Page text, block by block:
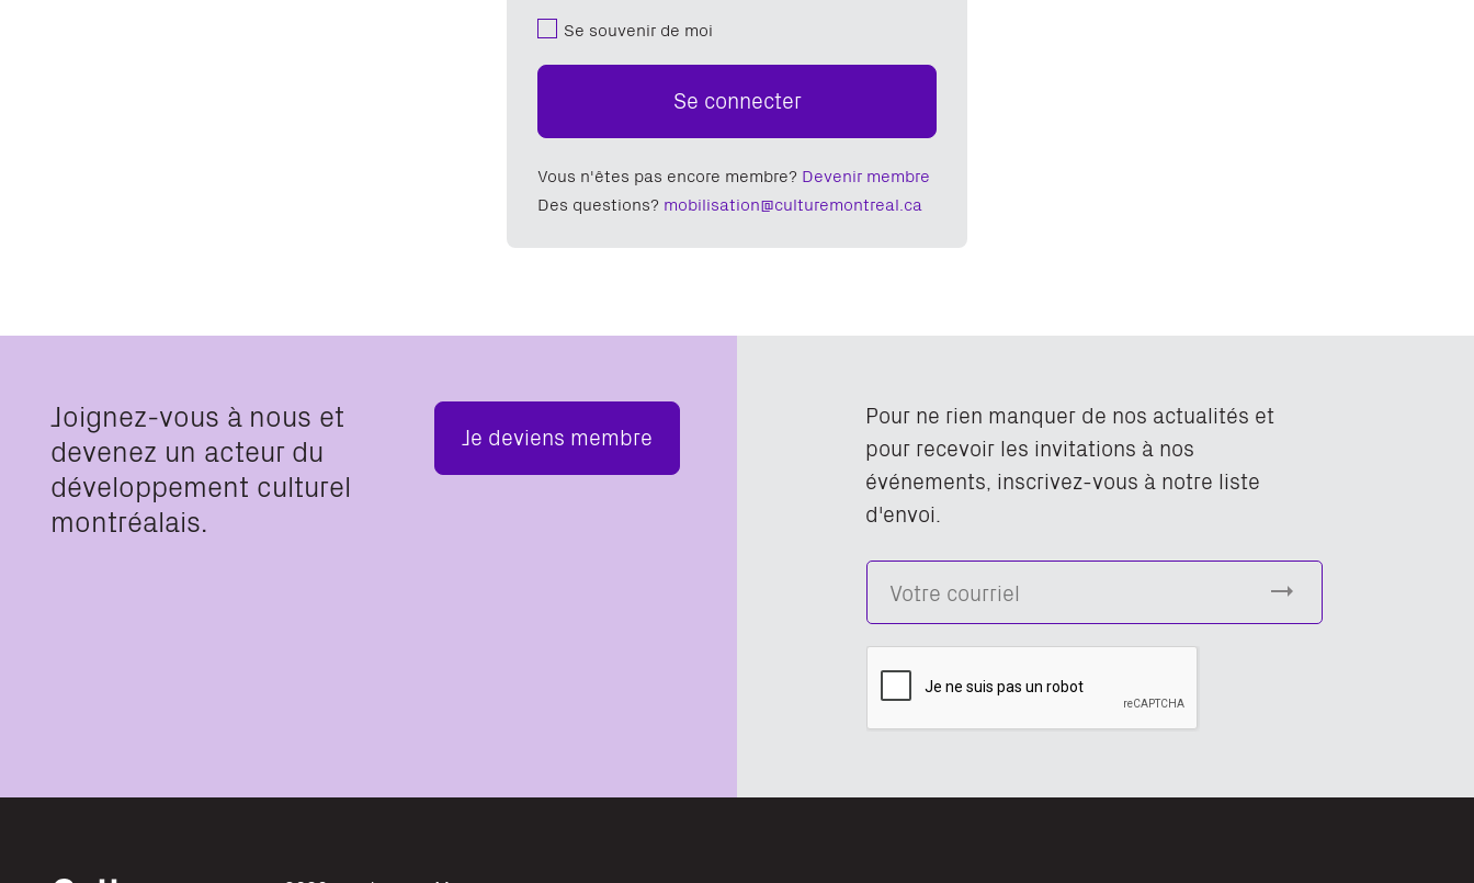
Se souvenir de moi
Se connecter
Vous n'êtes pas encore membre? Devenir membre
Des questions? mobilisation@culturemontreal.ca
Joignez-vous à nous et
devenez un acteur du
développement culturel
montréalais.
Je deviens membre
Pour ne rien manquer de nos actualités et
pour recevoir les invitations à nos
événements, inscrivez-vous à notre liste
d'envoi.